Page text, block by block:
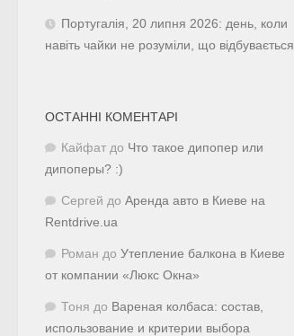
Португалія, 20 липня 2026: день, коли
навіть чайки не розуміли, що відбувається
ОСТАННІ КОМЕНТАРІ
Кайфат до Что такое дипопер или
дипоперы? :)
Сергей до Аренда авто в Киеве на
Rentdrive.ua
Роман до Утепление балкона в Киеве
от компании «Люкс Окна»
Тоня до Вареная колбаса: состав,
использование и критерии выбора